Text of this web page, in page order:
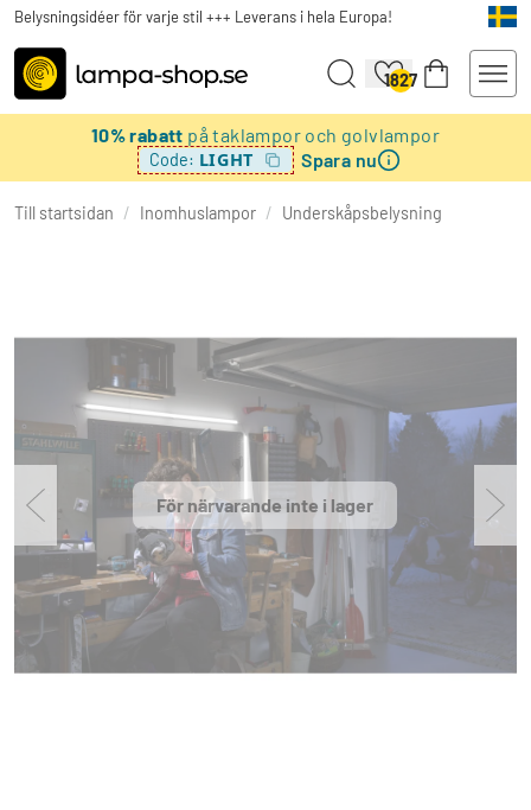
Belysningsidéer för varje stil +++ Leverans i hela Europa!
1827
10% rabatt på taklampor och golvlampor
Code: LIGHT Spara nu
Till startsidan / Inomhuslampor / Underskåpsbelysning
För närvarande inte i lager